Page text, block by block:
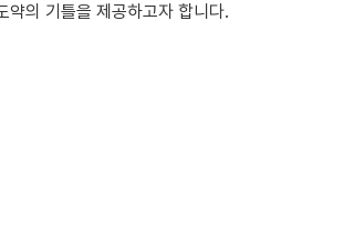
약의 기틀을 제공하고자 합니다.